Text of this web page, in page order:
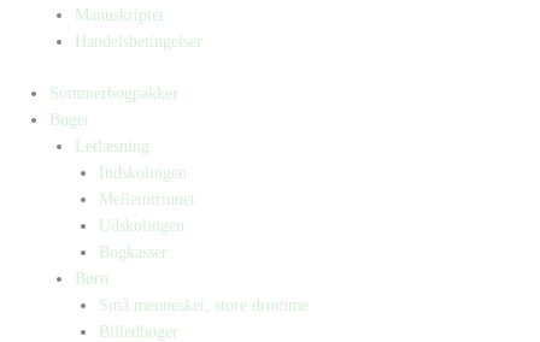
Manuskripter
Handelsbetingelser
Sommerbogpakker
Bøger
Letlæsning
Indskolingen
Mellemtrinnet
Udskolingen
Bogkasser
Børn
Små mennesker, store drømme
Billedbøger